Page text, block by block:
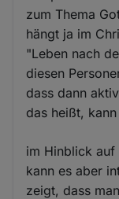
zum Thema
hängt ja im
"Leben nach
diesen
dass dann
das heißt,
im Hinblick auf
kann es aber
zeigt, dass